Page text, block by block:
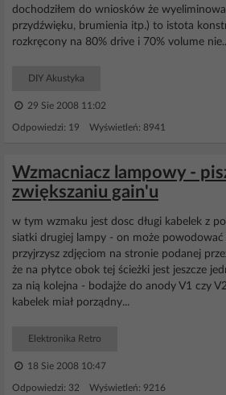
dochodziłem do wniosków że
przydźwięku, brumienia itp.) to istota
rozkręcony na 80% drive i 70% volume
DIY Akustyka
29 Sie 2008 11:02
Odpowiedzi: 19 Wyświetleń: 8941
Wzmacniacz lampowy -
zwiększaniu gain'u
w tym wzmaku jest dosc długi kabelek z
siatki drugiej lampy - on może
przyjrzysz zdjęciom na stronie podanej
że na płytce obok tej ścieżki jest jeszcze
za nią kolejna - bodajże do anody V1 czy
kabelek miał porządny...
Elektronika Retro
18 Sie 2008 10:47
Odpowiedzi: 32 Wyświetleń: 9216